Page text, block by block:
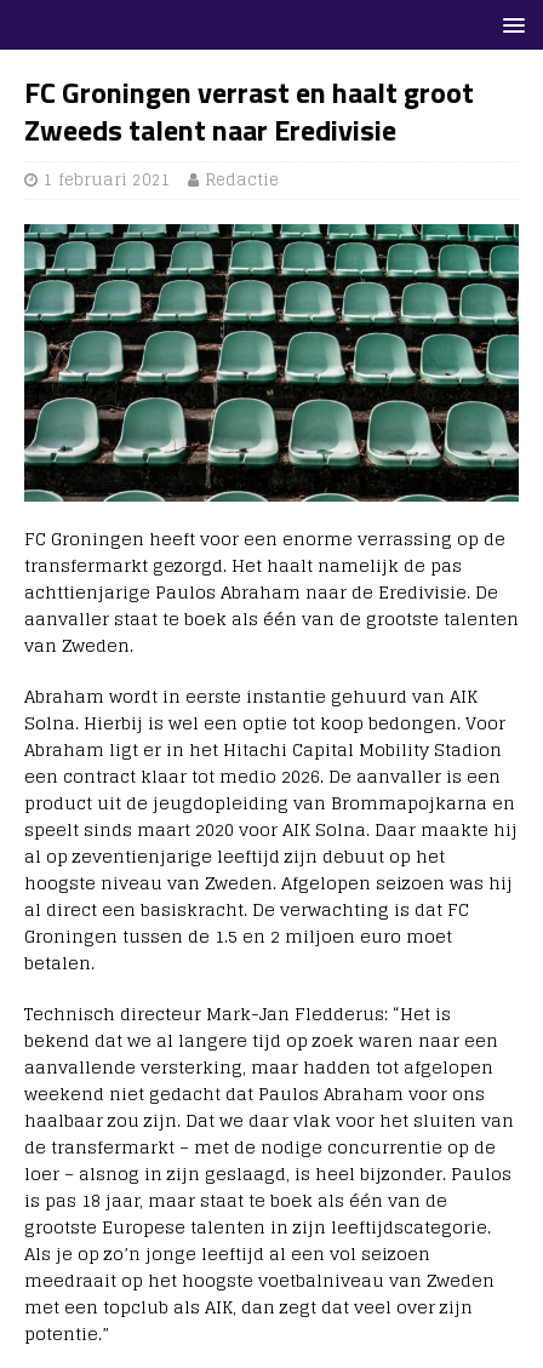
FC Groningen verrast en haalt groot
Zweeds talent naar Eredivisie
1 februari 2021 Redactie
FC Groningen heeft voor een enorme verrassing op de
transfermarkt gezorgd. Het haalt namelijk de pas
achttienjarige Paulos Abraham naar de Eredivisie. De
aanvaller staat te boek als één van de grootste talenten
van Zweden.
Abraham wordt in eerste instantie gehuurd van AIK
Solna. Hierbij is wel een optie tot koop bedongen. Voor
Abraham ligt er in het Hitachi Capital Mobility Stadion
een contract klaar tot medio 2026. De aanvaller is een
product uit de jeugdopleiding van Brommapojkarna en
speelt sinds maart 2020 voor AIK Solna. Daar maakte hij
al op zeventienjarige leeftijd zijn debuut op het
hoogste niveau van Zweden. Afgelopen seizoen was hij
al direct een basiskracht. De verwachting is dat FC
Groningen tussen de 1.5 en 2 miljoen euro moet
betalen.
Technisch directeur Mark-Jan Fledderus: “Het is
bekend dat we al langere tijd op zoek waren naar een
aanvallende versterking, maar hadden tot afgelopen
weekend niet gedacht dat Paulos Abraham voor ons
haalbaar zou zijn. Dat we daar vlak voor het sluiten van
de transfermarkt – met de nodige concurrentie op de
loer – alsnog in zijn geslaagd, is heel bijzonder. Paulos
is pas 18 jaar, maar staat te boek als één van de
grootste Europese talenten in zijn leeftijdscategorie.
Als je op zo’n jonge leeftijd al een vol seizoen
meedraait op het hoogste voetbalniveau van Zweden
met een topclub als AIK, dan zegt dat veel over zijn
potentie.”